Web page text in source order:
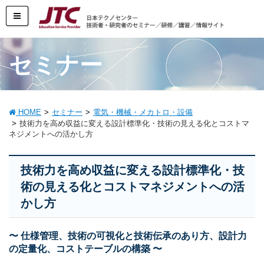
セミナー
HOME セミナー
電気・機械・メカトロ・設備
技術力を高め収益に変える設計標準化・技術の見える化とコストマ
ネジメントへの活かし方
技術力を高め収益に変える設計標準化・技
術の見える化とコストマネジメントへの活
かし方
〜 仕様管理、技術の可視化と技術伝承のあり方、設計力
の定量化、コストテーブルの構築 〜